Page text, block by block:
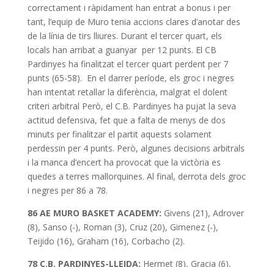
correctament i ràpidament han entrat a bonus i per
tant, l’equip de Muro tenia accions clares d’anotar des
de la línia de tirs lliures. Durant el tercer quart, els
locals han arribat a guanyar per 12 punts. El CB
Pardinyes ha finalitzat el tercer quart perdent per 7
punts (65-58). En el darrer període, els groc i negres
han intentat retallar la diferència, malgrat el dolent
criteri arbitral Però, el C.B. Pardinyes ha pujat la seva
actitud defensiva, fet que a falta de menys de dos
minuts per finalitzar el partit aquests solament
perdessin per 4 punts. Però, algunes decisions arbitrals
i la manca d’encert ha provocat que la victòria es
quedes a terres mallorquines. Al final, derrota dels groc
i negres per 86 a 78.
86 AE MURO BASKET ACADEMY: Givens (21), Adrover
(8), Sanso (-), Roman (3), Cruz (20), Gimenez (-),
Teijido (16), Graham (16), Corbacho (2).
78C.B. PARDINYES-LLEIDA: Hermet (8), Gracia (6),